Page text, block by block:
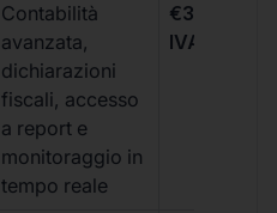
Contabilità
avanzata,
dichiarazioni
fiscali, accesso
a report e
monitoraggio in
tempo reale
€333 +
IVA/